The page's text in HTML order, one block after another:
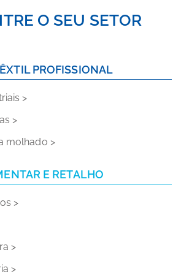
O SEU SETOR
PROFISSIONAL
>
>
molhado >
E RETALHO
>
>
>